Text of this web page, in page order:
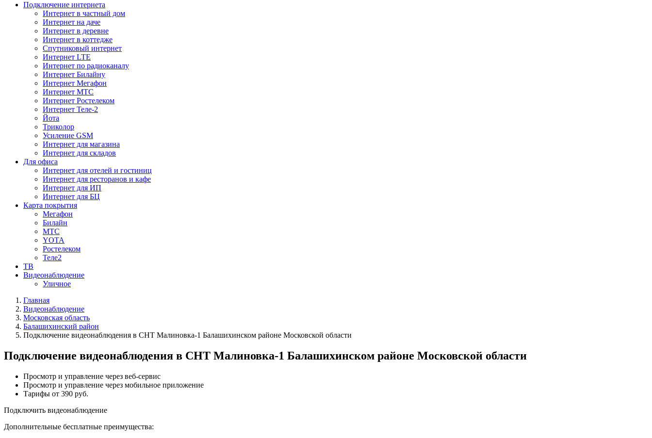
Подключение интернета
Интернет в частный дом
Интернет на даче
Интернет в деревне
Интернет в коттедже
Спутниковый интернет
Интернет LTE
Интернет по радиоканалу
Интернет Билайну
Интернет Мегафон
Интернет МТС
Интернет Ростелеком
Интернет Теле-2
Йота
Триколор
Усиление GSM
Интернет для магазина
Интернет для складов
Для офиса
Интернет для отелей и гостиниц
Интернет для ресторанов и кафе
Интернет для ИП
Интернет для БЦ
Карта покрытия
Мегафон
Билайн
МТС
YOTA
Ростелеком
Теле2
ТВ
Видеонаблюдение
Уличное
Главная
Видеонаблюдение
Московская область
Балашихинский район
Подключение видеонаблюдения в СНТ Малиновка-1 Балашихинском районе Московской области
Подключение видеонаблюдения в СНТ Малиновка-1 Балашихинском районе Московской области
Просмотр и управление через веб-сервис
Просмотр и управление через мобильное приложение
Тарифы от 390 руб.
Подключить видеонаблюдение
Дополнительные бесплатные преимущества: